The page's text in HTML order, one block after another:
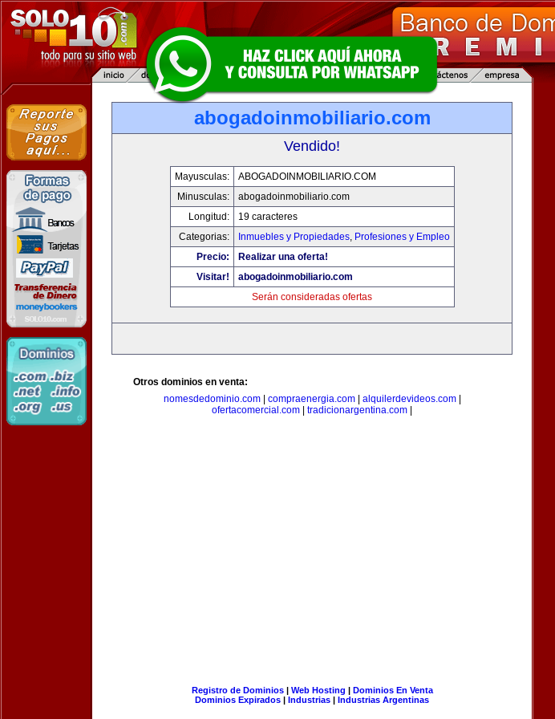
abogadoinmobiliario.com
Vendido!
Mayusculas:
ABOGADOINMOBILIARIO.COM
Minusculas:
abogadoinmobiliario.com
Longitud:
19 caracteres
Categorias:
Inmuebles y Propiedades, Profesiones y Empleo
Precio:
Realizar una oferta!
Visitar!
abogadoinmobiliario.com
Serán consideradas ofertas
Otros dominios en venta:
nomesdedominio.com| compraenergia.com| alquilerdevideos.com|
ofertacomercial.com
tradicionargentina.com
Registro de Dominios| Web Hosting | Dominios En Venta
Dominios Expirados | Industrias | Industrias Argentinas